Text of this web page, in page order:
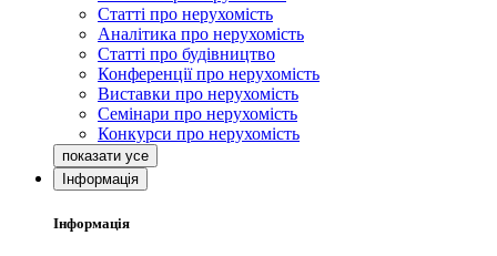
Статті про нерухомість
Аналітика про нерухомість
Статті про будівництво
Конференції про нерухомість
Виставки про нерухомість
Семінари про нерухомість
Конкурси про нерухомість
Інформація
Інформація